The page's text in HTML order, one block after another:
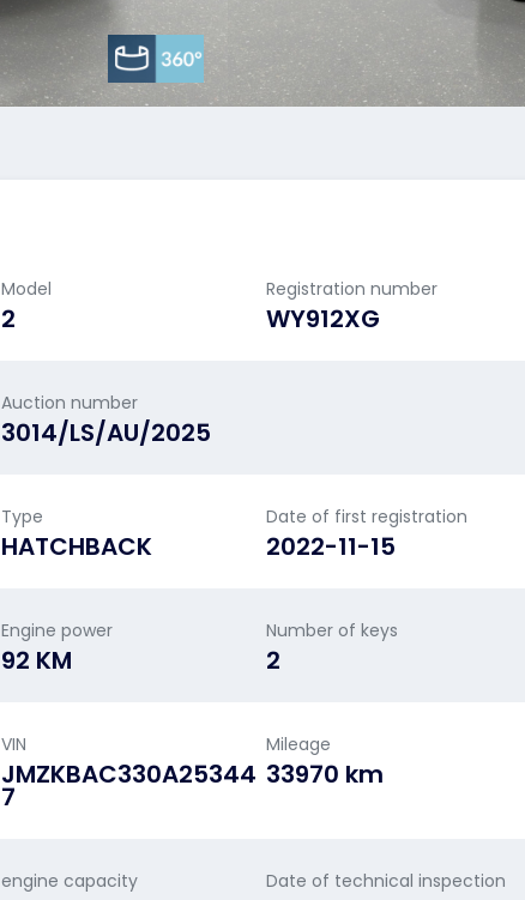
Model
2
Registration number
WY912XG
Auction number
3014/LS/AU/2025
Type
HATCHBACK
Date of first registration
2022-11-15
Engine power
92 KM
Number of keys
2
VIN
JMZKBAC330A25344
7
Mileage
33970 km
engine capacity Date of technical inspection